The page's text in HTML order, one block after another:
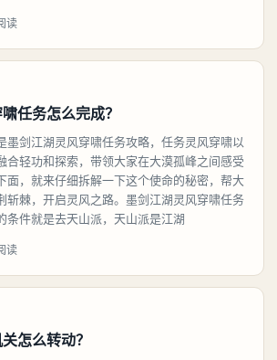
读
任务怎么完成？
墨剑江湖灵风穿啸任务攻略，任务灵风穿啸以
合轻功和探索，带领大家在大漠孤峰之间感受
面，就来仔细拆解一下这个使命的秘密，帮大
斩棘，开启灵风之路。墨剑江湖灵风穿啸任务
条件就是去天山派，天山派是江湖
读
怎么转动？